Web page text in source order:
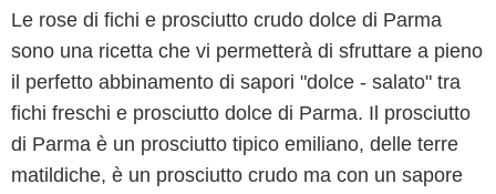
Le rose di fichi e prosciutto crudo dolce di Parma
sono una ricetta che vi permetterà di sfruttare a pieno
il perfetto abbinamento di sapori "dolce - salato" tra
fichi freschi e prosciutto dolce di Parma. Il prosciutto
di Parma è un prosciutto tipico emiliano, delle terre
matildiche, è un prosciutto crudo ma con un sapore